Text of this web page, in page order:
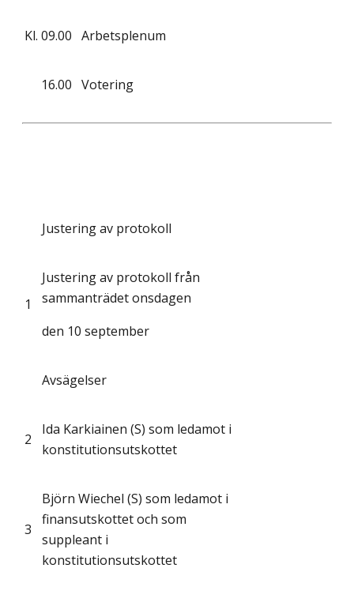
Kl. 09.00 Arbetsplenum
16.00 Votering
Justering av protokoll
1
Justering av protokoll från
sammanträdet onsdagen
den 10 september
Avsägelser
2
Ida Karkiainen (S) som ledamot i
konstitutionsutskottet
3
Björn Wiechel (S) som ledamot i
finansutskottet och som
suppleant i
konstitutionsutskottet